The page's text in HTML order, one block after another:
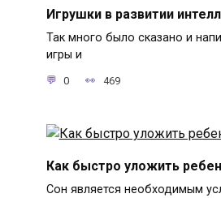
Игрушки в развитии
Так много было сказано и
игры и
0 469
Как быстро уложить
Сон является необходимым